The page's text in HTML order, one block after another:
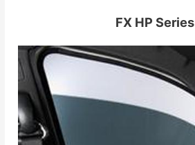
FX HP Series